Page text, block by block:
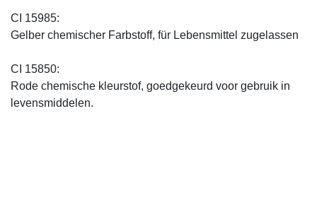
CI 15985:
Gelber chemischer Farbstoff, für Lebensmittel zugelassen
CI 15850:
Rode chemische kleurstof, goedgekeurd voor gebruik in
levensmiddelen.